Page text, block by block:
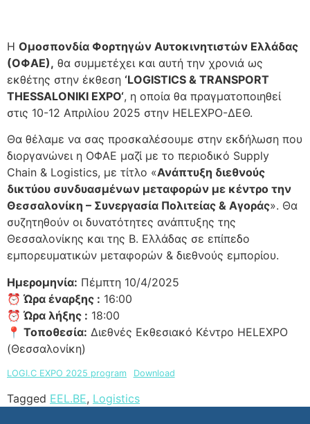
H Ομοσπονδία Φορτηγών Αυτοκινητιστών Ελλάδας
(ΟΦΑΕ), θα συμμετέχει και αυτή την χρονιά ως
εκθέτης στην έκθεση ‘LOGISTICS & TRANSPORT
THESSALONIKI EXPO‘, η οποία θα πραγματοποιηθεί
στις 10-12 Απριλίου 2025 στην HELEXPO-ΔΕΘ.
Θα θέλαμε να σας προσκαλέσουμε στην εκδήλωση που
διοργανώνει η ΟΦΑΕ μαζί με το περιοδικό Supply
Chain & Logistics, με τίτλο «Ανάπτυξη διεθνούς
δικτύου συνδυασμένων μεταφορών με κέντρο την
Θεσσαλονίκη – Συνεργασία Πολιτείας & Αγοράς». Θα
συζητηθούν οι δυνατότητες ανάπτυξης της
Θεσσαλονίκης και της Β. Ελλάδας σε επίπεδο
εμπορευματικών μεταφορών & διεθνούς εμπορίου.
Ημερομηνία: Πέμπτη 10/4/2025
⏰ Ώρα έναρξης : 16:00
⏰ Ώρα λήξης : 18:00
📍 Τοποθεσία: Διεθνές Εκθεσιακό Κέντρο HELEXPO
(Θεσσαλονίκη)
LOGI.C EXPO 2025 program Download
Tagged EEL.BE, Logistics